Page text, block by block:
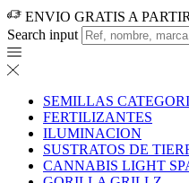
ENVIO GRATIS A
Search input
SEMILLAS
FERTILIZANTES
ILUMINACION
SUSTRATOS DE
CANNABIS LIGHT